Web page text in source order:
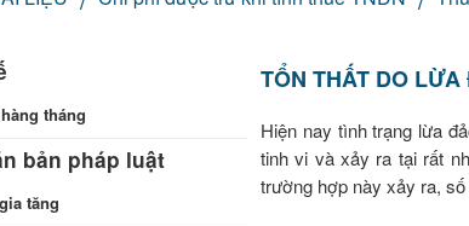
tháng
bản pháp luật
tăng
TỔN THẤT DO
Hiện nay tình trạng lừa
tinh vi và xảy ra tại rất
trường hợp này xảy ra,